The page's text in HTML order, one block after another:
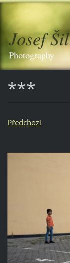
Josef
Photography
***
Předchozí